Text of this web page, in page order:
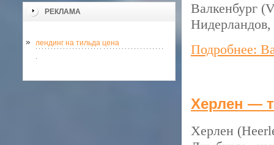
РЕКЛАМА
лендинг на тильда цена
.
Валкенбург
Подробнее:
Херлен —
Херлен